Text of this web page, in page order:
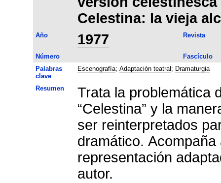
Celestina: la vieja
Año 1977 Revista
Número
Fascículo
Palabras
clave
Escenografía; Adaptación teatral ; Dramaturgia
Resumen
Trata la problemática
“Celestina” y la
ser reinterpretados
dramático.
representación
autor.